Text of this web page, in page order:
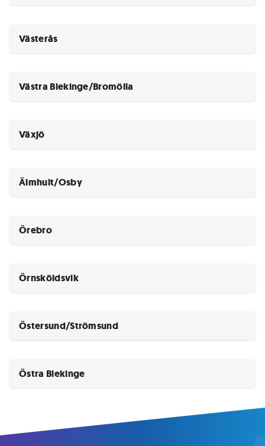
Västerås
Västra Blekinge/Bromölla
Växjö
Älmhult/Osby
Örebro
Örnsköldsvik
Östersund/Strömsund
Östra Blekinge